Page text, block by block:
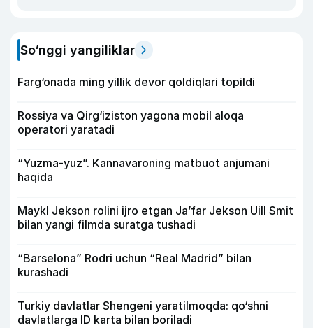
So‘nggi yangiliklar
Farg‘onada ming yillik devor qoldiqlari topildi
Rossiya va Qirg‘iziston yagona mobil aloqa
operatori yaratadi
“Yuzma-yuz”. Kannavaroning matbuot anjumani
haqida
Maykl Jekson rolini ijro etgan Ja’far Jekson Uill Smit
bilan yangi filmda suratga tushadi
“Barselona” Rodri uchun “Real Madrid” bilan
kurashadi
Turkiy davlatlar Shengeni yaratilmoqda: qo‘shni
davlatlarga ID karta bilan boriladi